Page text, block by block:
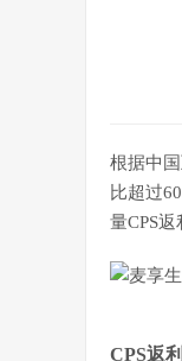
根据中
比超过
量CPS
CPS返